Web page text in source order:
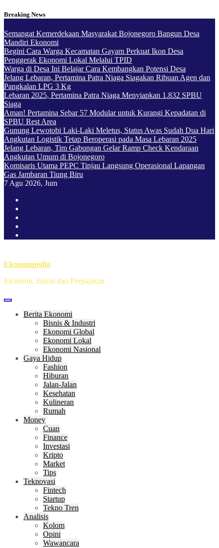
Skip
content
Breaking News
Semangat Kemerdekaan Masyarakat Bojonegoro Bangun Desa
Mandiri Ekonomi
Begini Cara Warga Kecamatan Gayam Perkuat Ikon Desa
Penggerak Ekonomi Lokal Melalui TPID
Warga di Desa Ini Belajar Cara Kembangkan Potensi Desa
Jelang Lebaran, Pertamina Patra Niaga Siagakan Ribuan Agen dan
Pangkalan LPG 3 Kg
Lebaran 2025, Pertamina Patra Niaga Menyiapkan 1.832 SPBU
Siaga
Aman! Pertamina Sebar 57 Modular untuk Kurangi Kepadatan di
SPBU Rest Area
Gunung Lewotobi Laki-Laki Meletus, Status Awas Sudah Dua Hari
Angkutan Logistik Tetap Beroperasi pada Masa Lebaran 2025
Jelang Lebaran, Tim Gabungan Gelar Ramp Check Kendaraan
Angkutan Umum di Bojonegoro
Komisaris Utama PEPC Tinjau Langsung Operasional Lapangan
Gas Jambaran Tiung Biru
7 Agu 2026, Jum
Ekonompedia
Ekonomi, Bisnis dan Perpajakan
Berita Ekonomi
Bisnis & Industri
Ekonomi Global
Ekonomi Lokal
Ekonomi Nasional
Gaya Hidup
Fashion
Hiburan
Jalan-Jalan
Kesehatan
Kulineran
Rumah
Money
Cuan
Finance
Investasi
Kripto
Market
Tips
Teknovasi
Fintech
Startup
Tekno Tren
Analisis
Kolom
Opini
Wawancara